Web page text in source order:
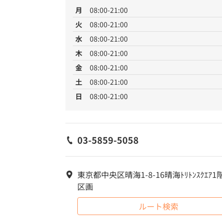
月
08:00-21:00
火
08:00-21:00
水
08:00-21:00
木
08:00-21:00
金
08:00-21:00
土
08:00-21:00
日
08:00-21:00
03-5859-5058
東京都中央区晴海1-8-16晴海ﾄﾘﾄﾝｽｸｴｱ1
区画
ルート検索